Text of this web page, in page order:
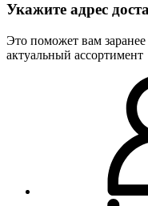
Укажите адрес
Это поможет вам
актуальный ассортимент